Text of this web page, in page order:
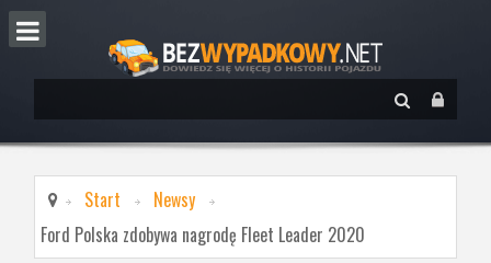
Start
Newsy
Ford Polska zdobywa nagrodę Fleet Leader 2020